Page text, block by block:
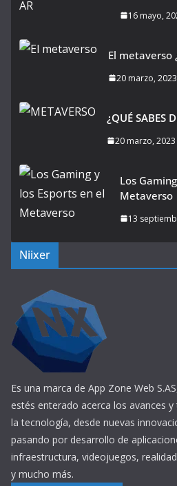
16 mayo,
El metaverso
20 marzo, 2023
¿QUÉ SABES
20 marzo, 2023
Los
Metaverso
13
Niixer
Es una marca de App Zone Web
estés enterado acerca los avances
la tecnología, desde nuevas
pasando por desarrollo de
infraestructura, videojuegos,
y mucho más.